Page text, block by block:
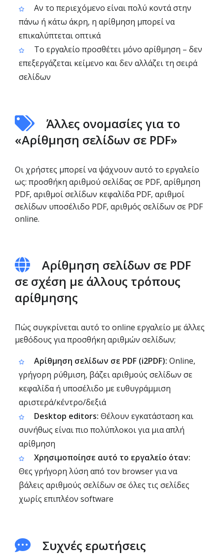
Αν το περιεχόμενο είναι πολύ κοντά στην
πάνω ή κάτω άκρη, η αρίθμηση μπορεί να
επικαλύπτεται οπτικά
Το εργαλείο προσθέτει μόνο αρίθμηση – δεν
επεξεργάζεται κείμενο και δεν αλλάζει τη σειρά
σελίδων
Άλλες ονομασίες για το
«Αρίθμηση σελίδων σε PDF»
Οι χρήστες μπορεί να ψάχνουν αυτό το εργαλείο
ως: προσθήκη αριθμού σελίδας σε PDF, αρίθμηση
PDF, αριθμοί σελίδων κεφαλίδα PDF, αριθμοί
σελίδων υποσέλιδο PDF, αριθμός σελίδων σε PDF
online.
Αρίθμηση σελίδων σε PDF
σε σχέση με άλλους τρόπους
αρίθμησης
Πώς συγκρίνεται αυτό το online εργαλείο με άλλες
μεθόδους για προσθήκη αριθμών σελίδων;
Αρίθμηση σελίδων σε PDF (i2PDF): Online,
γρήγορη ρύθμιση, βάζει αριθμούς σελίδων σε
κεφαλίδα ή υποσέλιδο με ευθυγράμμιση
αριστερά/κέντρο/δεξιά
Desktop editors: Θέλουν εγκατάσταση και
συνήθως είναι πιο πολύπλοκοι για μια απλή
αρίθμηση
Χρησιμοποίησε αυτό το εργαλείο όταν:
Θες γρήγορη λύση από τον browser για να
βάλεις αριθμούς σελίδων σε όλες τις σελίδες
χωρίς επιπλέον software
Συχνές ερωτήσεις